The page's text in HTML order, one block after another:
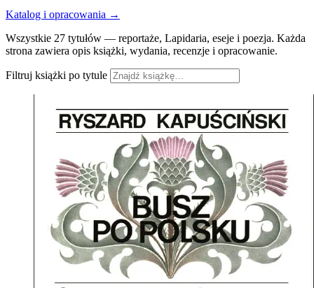
Katalog i opracowania →
Wszystkie 27 tytułów — reportaże, Lapidaria, eseje i poezja. Każda
strona zawiera opis książki, wydania, recenzje i opracowanie.
Filtruj książki po tytule